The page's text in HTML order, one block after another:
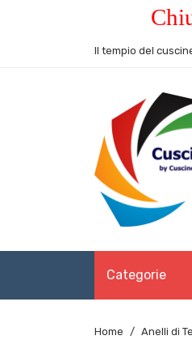
Il tempio del
Categorie
Home Anelli di